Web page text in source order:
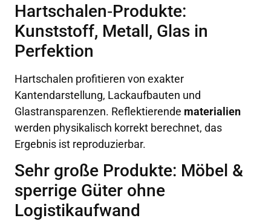
Hartschalen‑Produkte:
Kunststoff, Metall, Glas in
Perfektion
Hartschalen profitieren von exakter
Kantendarstellung, Lackaufbauten und
Glastransparenzen. Reflektierende materialien
werden physikalisch korrekt berechnet, das
Ergebnis ist reproduzierbar.
Sehr große Produkte: Möbel &
sperrige Güter ohne
Logistikaufwand